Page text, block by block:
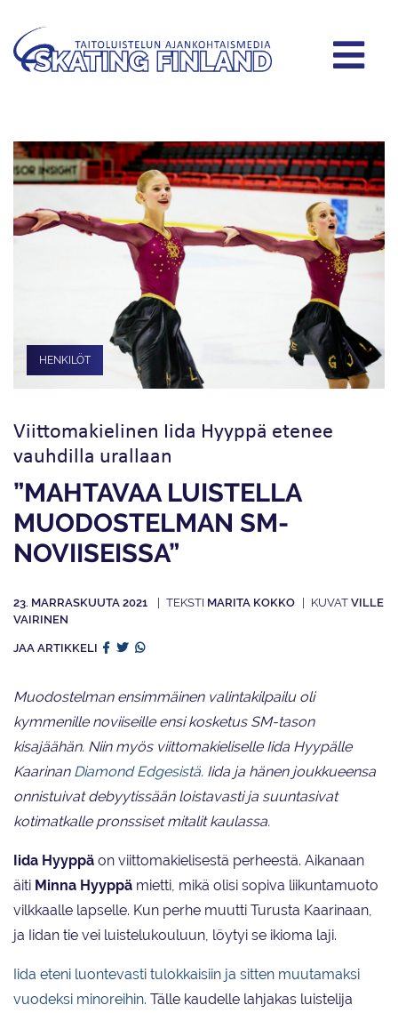
HENKILÖT
Viittomakielinen Iida Hyyppä etenee
vauhdilla urallaan
”MAHTAVAA LUISTELLA
MUODOSTELMAN SM-
NOVIISEISSA”
23. MARRASKUUTA 2021 MARITA KOKKO
VILLE
VAIRINEN
JAA ARTIKKELI
Muodostelman ensimmäinen valintakilpailu oli
kymmenille noviiseille ensi kosketus SM-tason
kisajäähän. Niin myös viittomakieliselle Iida Hyypälle
Kaarinan Diamond Edgesistä. Iida ja hänen joukkueensa
onnistuivat debyytissään loistavasti ja suuntasivat
kotimatkalle pronssiset mitalit kaulassa.
Iida Hyyppä on viittomakielisestä perheestä. Aikanaan
äiti Minna Hyyppä mietti, mikä olisi sopiva liikuntamuoto
vilkkaalle lapselle. Kun perhe muutti Turusta Kaarinaan,
ja Iidan tie vei luistelukouluun, löytyi se ikioma laji.
Iida eteni luontevasti tulokkaisiin ja sitten muutamaksi
vuodeksi minoreihin. Tälle kaudelle lahjakas luistelija